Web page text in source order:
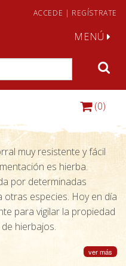
ACCEDE | REGÍSTRATE
MENÚ
(0)
muy resistente y fácil
es hierba.
por determinadas
especies. Hoy en día
para vigilar la propiedad
hierbajos.
ver más